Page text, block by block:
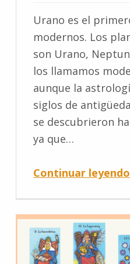
Urano es el
modernos. Los
son Urano,
los llamamos
aunque la
siglos de
se descubrieron
ya que…
Continuar leyendo